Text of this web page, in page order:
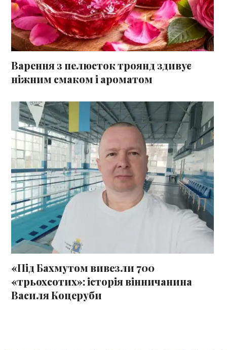
Варення з пелюсток троянд здивує
ніжним смаком і ароматом
«Під Бахмутом вивезли 700
«трьохсотих»: історія вінничанина
Василя Коцеруби